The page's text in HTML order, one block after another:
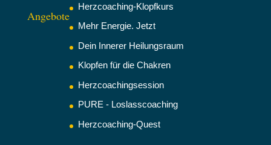
Angebote
Herzcoaching-Klopfkurs
Mehr Energie. Jetzt
Dein Innerer Heilungsraum
Klopfen für die Chakren
Herzcoachingsession
PURE - Loslasscoaching
Herzcoaching-Quest